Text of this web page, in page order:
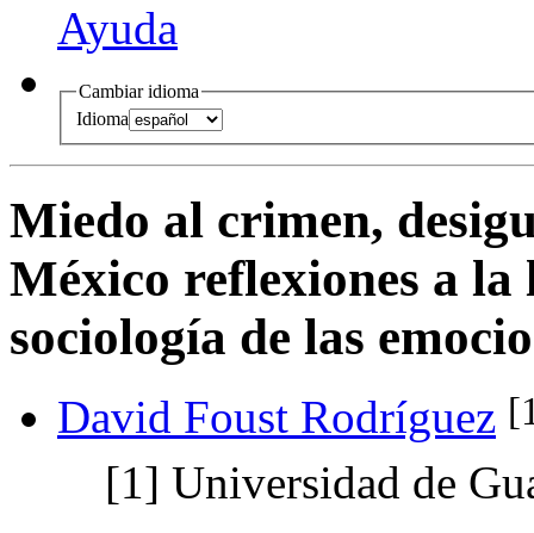
Ayuda
Cambiar idioma
Idioma
Miedo al crimen,
México reflexiones a
sociología de las
David Foust Rodríguez
[1] Universidad de